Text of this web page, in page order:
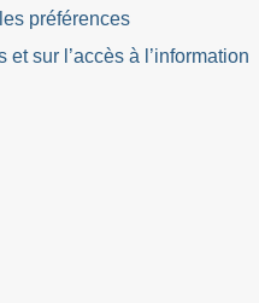
préférences
sur l’accès à l’information